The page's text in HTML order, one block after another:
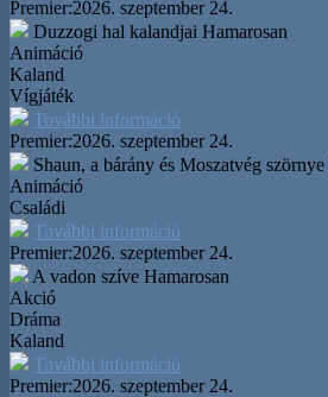
Premier:2026. szeptember 24.
Duzzogi hal kalandjai Hamarosan
Animáció
Kaland
Vígjáték
További információ
Premier:2026. szeptember 24.
Shaun, a bárány és Moszatvég szörnye
Animáció
Családi
További információ
Premier:2026. szeptember 24.
A vadon szíve Hamarosan
Akció
Dráma
Kaland
További információ
Premier:2026. szeptember 24.